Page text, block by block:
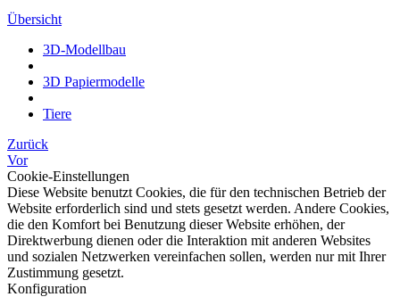
Übersicht
3D-Modellbau
3D Papiermodelle
Tiere
Zurück
Vor
Cookie-Einstellungen
Diese Website benutzt Cookies, die für den technischen Betrieb der
Website erforderlich sind und stets gesetzt werden. Andere Cookies,
die den Komfort bei Benutzung dieser Website erhöhen, der
Direktwerbung dienen oder die Interaktion mit anderen Websites
und sozialen Netzwerken vereinfachen sollen, werden nur mit Ihrer
Zustimmung gesetzt.
Konfiguration